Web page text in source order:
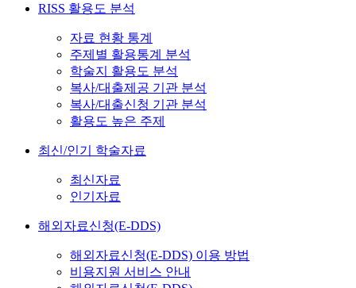
RISS 활용도 분석
자료 현황 통계
주제별 활용통계 분석
학술지 활용도 분석
복사/대출제공 기관 분석
복사/대출신청 기관 분석
활용도 높은 주제
최신/인기 학술자료
최신자료
인기자료
해외자료신청(E-DDS)
해외자료신청(E-DDS) 이용 방법
비용지원 서비스 안내